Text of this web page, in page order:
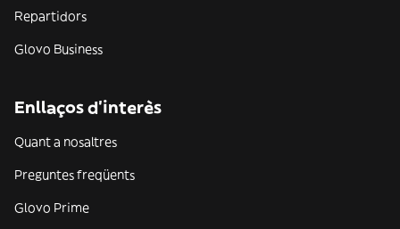
Repartidors
Glovo Business
Enllaços d'interès
Quant a nosaltres
Preguntes freqüents
Glovo Prime